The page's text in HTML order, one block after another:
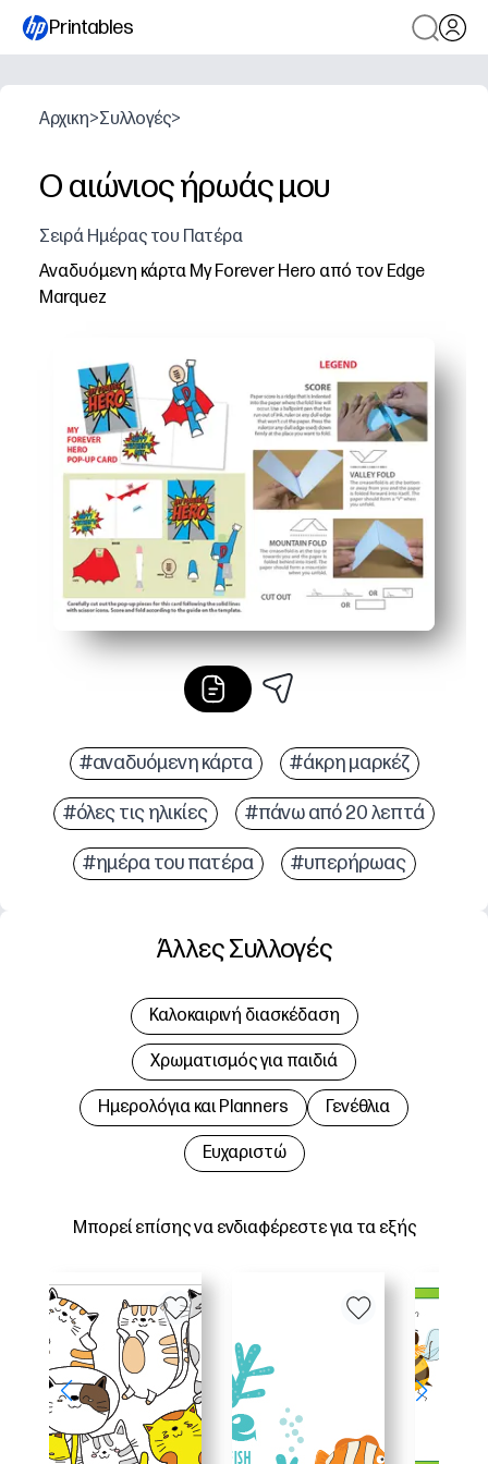
Printables
Αρχικη>Συλλογές>
Ο αιώνιος ήρωάς μου
Σειρά Ημέρας του Πατέρα
Αναδυόμενη κάρτα My Forever Hero από τον Edge
Marquez
#αναδυόμενη κάρτα #άκρη μαρκέζ
#όλες τις ηλικίες #πάνω από 20 λεπτά
#ημέρα του πατέρα #υπερήρωας
Μπορεί επίσης να ενδιαφέρεστε για τα εξής
Άλλες Συλλογές
Καλοκαιρινή διασκέδαση
Χρωματισμός για παιδιά
Hμερολόγια και Planners Γενέθλια
Ευχαριστώ